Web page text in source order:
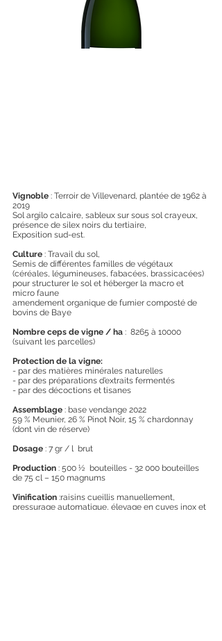
Vignoble : Terroir de Villevenard, plantée de 1962 à
2019
Sol argilo calcaire, sableux sur sous sol crayeux,
présence de silex noirs du tertiaire,
Exposition sud-est.
Culture : Travail du sol,
Semis de différentes familles de végétaux
(céréales, légumineuses, fabacées, brassicacées)
pour structurer le sol et héberger la macro et
micro faune
amendement organique de fumier composté de
bovins de Baye
Nombre ceps de vigne / ha : 8265 à 10000
(suivant les parcelles)
Protection de la vigne:
- par des matières minérales naturelles
- par des préparations d’extraits fermentés
- par des décoctions et tisanes
Assemblage : base vendange 2022
59 % Meunier, 26 % Pinot Noir, 15 % chardonnay
(dont vin de réserve)
Dosage : 7 gr / l brut
Production : 500 ½ bouteilles - 32 000 bouteilles
de 75 cl – 150 magnums
Vinification :raisins cueillis manuellement,
pressurage automatique, élevage en cuves inox et